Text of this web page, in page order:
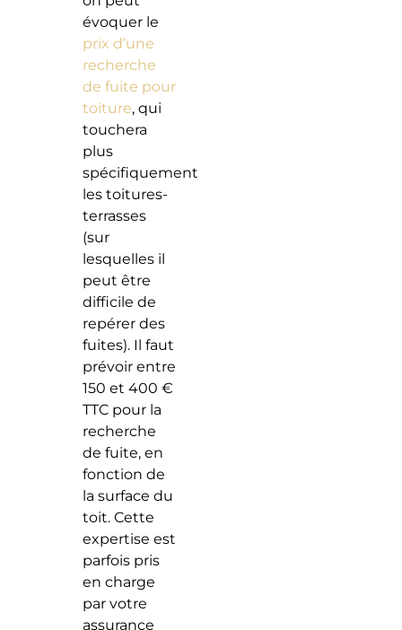
évoquer le
prix d’une
recherche
de fuite pour
toiture, qui
touchera
plus
spécifiquement
les toitures-
terrasses
(sur
lesquelles il
peut être
difficile de
repérer des
fuites). Il faut
prévoir entre
150 et 400 €
TTC pour la
recherche
de fuite, en
fonction de
la surface du
toit. Cette
expertise est
parfois pris
en charge
par votre
assurance